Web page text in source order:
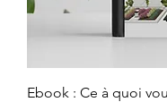
Ebook : Ce à quoi